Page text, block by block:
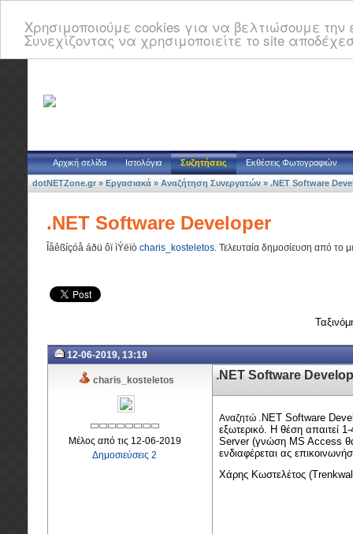
Χρησιμοποιούμε cookies για να βελτιώσουμε
Συνεχίζοντας να χρησιμοποιείτε το site
Αρχική σελίδα Ιστολόγια Συζητήσεις Εκθέσεις Φωτογραφιών
dotNETZone.gr » Εργασιακά » Αναζήτηση Συνεργατών » .NET Software
.NET Software Developer
Îåêßíçóå áðü ôï ìÝëïò charis_kosteletos. Τελευταία δημοσίευση από το
12-06-2019, 13:19
charis_kosteletos
Μέλος από τις 12-06-2019
Δημοσιεύσεις 2
.NET Software
Αναζητώ .NET Software
εξωτερικό. Η θέση απαιτεί
Server (γνώση MS Access
ενδιαφέρεται ας
Χάρης Κωστελέτος (